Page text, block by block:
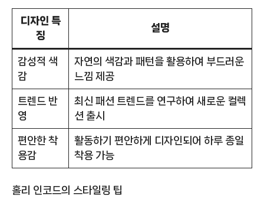
디자인 특
징
설명
감성적 색
감
자연의 색감과 패턴을 활용하여 부드러운
느낌 제공
트렌드 반
영
최신 패션 트렌드를 연구하여 새로운 컬렉
션 출시
편안한 착
용감
활동하기 편안하게 디자인되어 하루 종일
착용 가능
홀리 인코드의 스타일링 팁